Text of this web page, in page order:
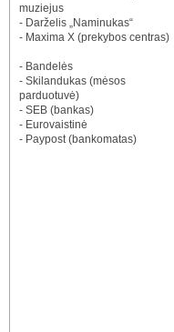
muziejus
- Darželis „Naminukas“
- Maxima X (prekybos centras)
- Bandelės
- Skilandukas (mėsos
parduotuvė)
- SEB (bankas)
- Eurovaistinė
- Paypost (bankomatas)